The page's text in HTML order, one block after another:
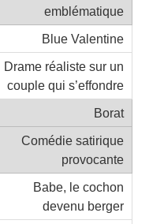
emblématique
Blue Valentine
Drame réaliste sur un
couple qui s’effondre
Borat
Comédie satirique
provocante
Babe, le cochon
devenu berger